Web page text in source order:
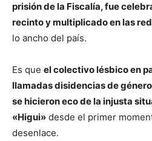
prisión de la Fiscalía, fue
recinto y multiplicado en las
lo ancho del país.
Es que el colectivo lésbico en
llamadas disidencias de
se hicieron eco de la injusta
«Higui» desde el primer
desenlace.